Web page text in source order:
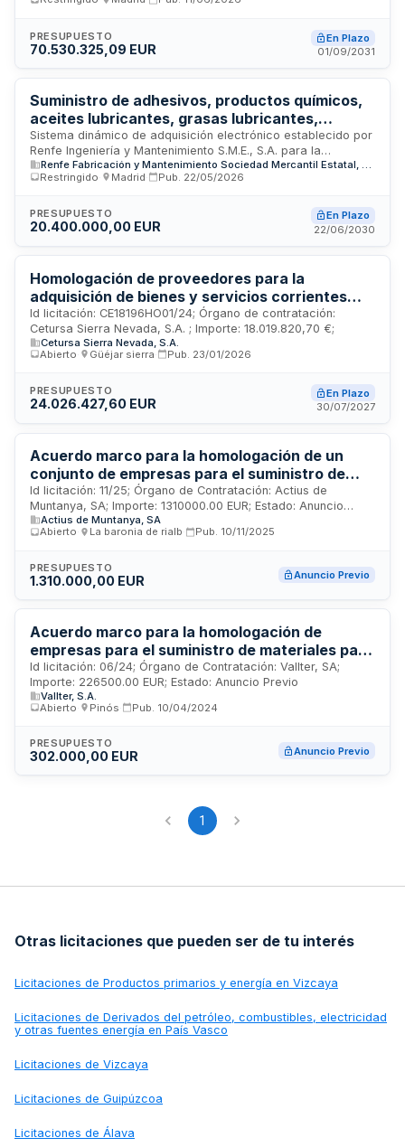
Empresa Municipal de Transportes de Madrid. La licitación
componentes de automoción, hierros y artículos de
ferretería, productos químicos, y vestuario con equipos de
restringido con tramitación ordinaria y presentación
electrónica, regido por el Real Decreto-ley 3/2020 y
normativa de contratos del sector público.
PRESUPUESTO
70.530.325,09 EUR
En Plazo
01/09/2031
Suministro de adhesivos, productos químicos,
aceites lubricantes, grasas lubricantes,
elementos hidráulicos y filtros para Renfe
Ingeniería y Mantenimiento
Sistema dinámico de adquisición electrónico establecido por
Renfe Ingeniería y Mantenimiento S.M.E., S.A. para la
contratación de suministros de materiales industriales
destinados al mantenimiento ferroviario. La licitación abarca
químicos de uso específico, aceites lubricantes, grasas
lubricantes, elementos normalizados para sistemas
aire. El procedimiento se abre mediante sistema dinámico sin
lotes bajo modalidad de contratación restringida,
permitiendo múltiples adjudicaciones sucesivas según las
necesidades operativas de la entidad contratante.
Renfe Fabricación y Mantenimiento Sociedad Mercantil Estatal, S.A.
Restringido
Madrid Pub. 22/05/2026
PRESUPUESTO
20.400.000,00 EUR
En Plazo
22/06/2030
Homologación de proveedores para la
adquisición de bienes y servicios corrientes
disponibles en el mercado para Cetursa Sierra
Nevada SA
Id licitación: CE18196HO01/24; Órgano de contratación:
Cetursa Sierra Nevada, S.A. ; Importe: 18.019.820,70 €;
Cetursa Sierra Nevada, S.A.
Abierto
Güéjar sierra Pub. 23/01/2026
PRESUPUESTO
24.026.427,60 EUR
En Plazo
30/07/2027
Acuerdo marco para la homologación de un
conjunto de empresas para el suministro de
materiales para la explotación y el
mantenimiento de la estación de montaña de
Bohí Taüll, incluido su transporte hasta la
Id licitación: 11/25; Órgano de Contratación: Actius de
Muntanya, SA; Importe: 1310000.00 EUR; Estado: Anuncio
Previo
Actius de Muntanya, SA
Abierto
La baronia de rialb Pub. 10/11/2025
PRESUPUESTO
1.310.000,00 EUR Anuncio Previo
Acuerdo marco para la homologación de
empresas para el suministro de materiales para
la explotación y mantenimiento de la estación
de montaña de Vallter (06/24)
Id licitación: 06/24; Órgano de Contratación: Vallter, SA;
Importe: 226500.00 EUR; Estado: Anuncio Previo
Vallter, S.A.
Abierto
Pinós Pub. 10/04/2024
PRESUPUESTO
302.000,00 EUR Anuncio Previo
1
Otras licitaciones que pueden ser de tu interés
Licitaciones de Productos primarios y energía en Vizcaya
Licitaciones de Derivados del petróleo, combustibles, electricidad
y otras fuentes energía en País Vasco
Licitaciones de Vizcaya
Licitaciones de Guipúzcoa
Licitaciones de Álava